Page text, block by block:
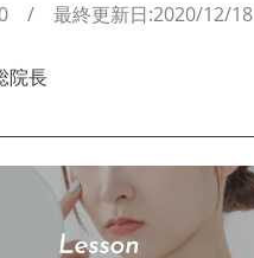
/ 最終更新日:2020/12/18
院長